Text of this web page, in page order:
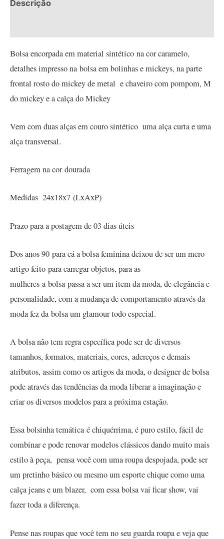
Descrição
Bolsa encorpada em material sintético na cor caramelo,
detalhes impresso na bolsa em bolinhas e mickeys, na parte
frontal rosto do mickey de metal e chaveiro com pompom, M
do mickey e a calça do Mickey
Vem com duas alças em couro sintético uma alça curta e uma
alça transversal.
Ferragem na cor dourada
Medidas 24x18x7 (LxAxP)
Prazo para a postagem de 03 dias úteis
Dos anos 90 para cá a bolsa feminina deixou de ser um mero
artigo feito para carregar objetos, para as
mulheres a bolsa passa a ser um item da moda, de elegância e
personalidade, com a mudança de comportamento através da
moda fez da bolsa um glamour todo especial.
A bolsa não tem regra específica pode ser de diversos
tamanhos, formatos, materiais, cores, adereços e demais
atributos, assim como os artigos da moda, o designer de bolsa
pode através das tendências da moda liberar a imaginação e
criar os diversos modelos para a próxima estação.
Essa bolsinha temática é chiquérrima, é puro estilo, fácil de
combinar e pode renovar modelos clássicos dando muito mais
estilo à peça, pensa você com uma roupa despojada, pode ser
um pretinho básico ou mesmo um esporte chique como uma
calça jeans e um blazer, com essa bolsa vai ficar show, vai
fazer toda a diferença.
Pense nas roupas que você tem no seu guarda roupa e veja que